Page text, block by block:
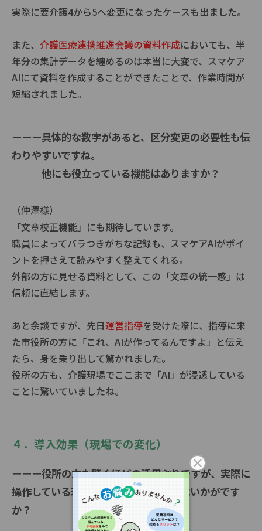
実際に要介護4から5へ変更になったケースも出ました。
また、 介護医療連携推進会議の資料作成においても、半
年分の集計データを纏めるのは本当に大変で、スマケア
AIにて資料を作成することができたことで、作業時間が
短縮されました。
ーーー具体的な数字があると、区分変更の必要性も伝
わりやすいですね。
他にも役立っている機能はありますか？
（仲澤様）
「文章校正機能」にも期待しています。
職員によってバラつきがちな記録も、スマケアAIがポイ
ントを押さえて読みやすく整えてくれる。
外部の方に見せる資料として、この「文章の統一感」は
信頼に直結します。
あと余談ですが、先日運営指導を受けた際に、指導に来
た市役所の方に「これ、AIが作ってるんですよ」と伝え
たら、身を乗り出して驚かれました。
役所の方も、介護現場でここまで「AI」が浸透している
ことに驚いていましたね。
４．導入効果（現場での変化）
ーーー役所の方も驚くほどの活用ぶりですが、実際に
操作している現場スタッフさんの反応はいかがです
か？